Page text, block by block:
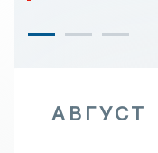
АВГУСТ